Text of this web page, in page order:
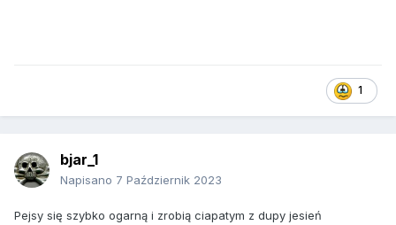
1
bjar_1
Napisano 7 Październik 2023
Pejsy się szybko ogarną i zrobią ciapatym z dupy jesień